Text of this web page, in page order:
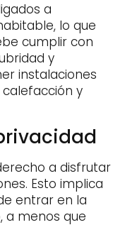
a
lo que
cumplir con
y
instalaciones
calefacción y
a disfrutar
Esto implica
entrar en la
a menos que